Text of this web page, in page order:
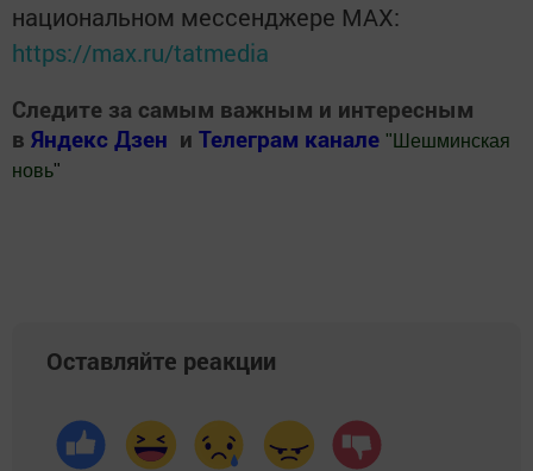
национальном мессенджере MАХ:
https://max.ru/tatmedia
Следите за самым важным и интересным
в Яндекс Дзен и Телеграм канале " Шешминская
новь"
Оставляйте реакции